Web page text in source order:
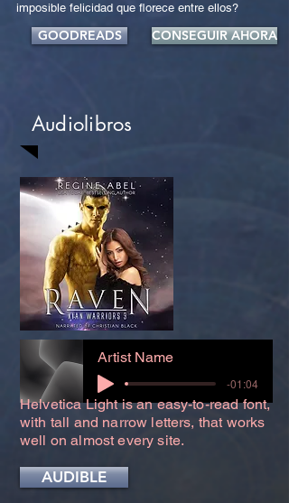
imposible felicidad que florece entre ellos?
GOODREADS CONSEGUIR AHORA
Audiolibros
Artist Name
-01:04
Helvetica Light is an easy-to-read font,
with tall and narrow letters, that works
well on almost every site.
AUDIBLE